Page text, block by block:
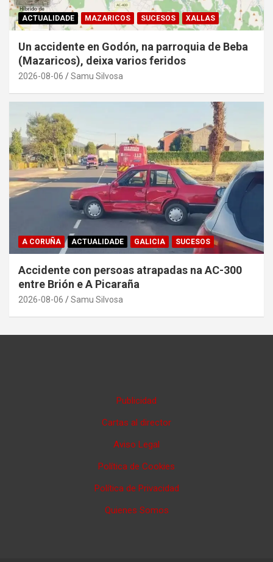
ACTUALIDADE MAZARICOS SUCESOS XALLAS
Un accidente en Godón, na parroquia de Beba
(Mazaricos), deixa varios feridos
2026-08-06 Samu Silvosa
A CORUÑA ACTUALIDADE GALICIA SUCESOS
Accidente con persoas atrapadas na AC-300
entre Brión e A Picaraña
2026-08-06 Samu Silvosa
Publicidad
Cartas al director
Aviso Legal
Política de Cookies
Política de Privacidad
Quienes Somos